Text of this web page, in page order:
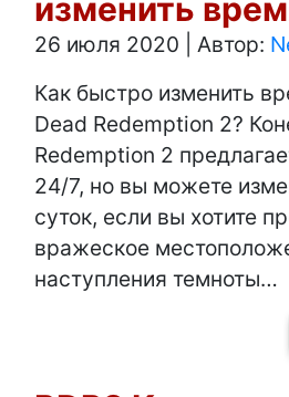
изменить
26 июля 2020 Автор:
Как быстро изменить
Dead Redemption 2?
Redemption 2
24/7, но вы можете
суток, если вы хотите
вражеское
наступления темноты…